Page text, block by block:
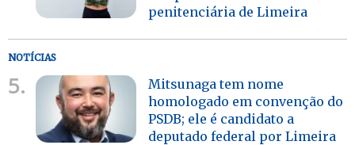
penitenciária de Limeira
NOTÍCIAS
5.
Mitsunaga tem nome
homologado em convenção do
PSDB; ele é candidato a
deputado federal por Limeira